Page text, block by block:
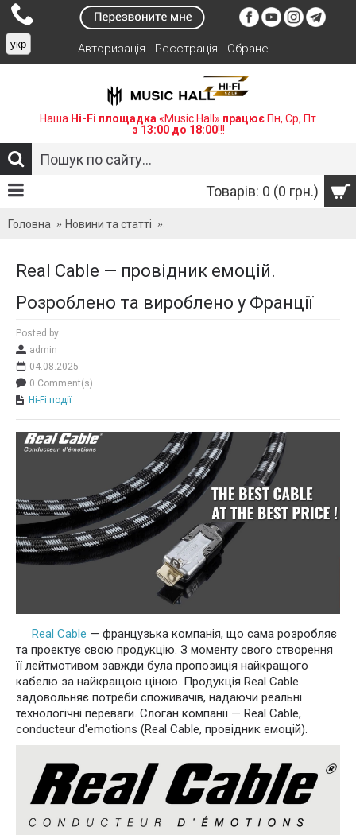
Авторизація Реєстрація Обране
укр
Наша Hi-Fi площадка «Music Hall» працює Пн, Ср, Пт
з 13:00 до 18:00!!!
Товарів: 0 (0 грн.)
Головна Новини та статті
Real Cable — провідник емоцій.
Розроблено та вироблено у Франції
Posted by
admin
04.08.2025
0 Comment(s)
Hi-Fi події
Real Cable — французька компанія, що сама розробляє
та проектує свою продукцію. З моменту свого створення
її лейтмотивом завжди була пропозиція найкращого
кабелю за найкращою ціною. Продукція Real Cable
задовольняє потреби споживачів, надаючи реальні
технологічні переваги. Слоган компанії — Real Cable,
conducteur d'emotions (Real Cable, провідник емоцій).